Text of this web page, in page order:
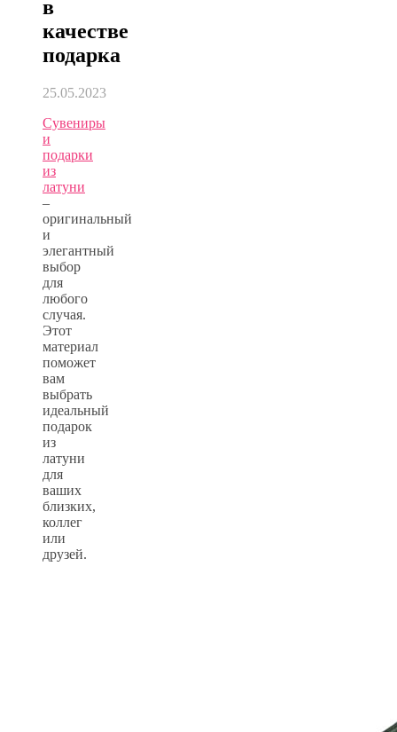
в
качестве
подарка
25.05.2023
Сувениры
и
подарки
из
латуни
–
оригинальный
и
элегантный
выбор
для
любого
случая.
Этот
материал
поможет
вам
выбрать
идеальный
подарок
из
латуни
для
ваших
близких,
коллег
или
друзей.